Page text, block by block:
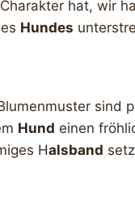
hat, wir
Hundes
Hund einen
Halsband